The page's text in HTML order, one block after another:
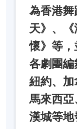
為香港
天》、
懷》等，
各劇團編
紐約、加
馬來西亞
漢城等地